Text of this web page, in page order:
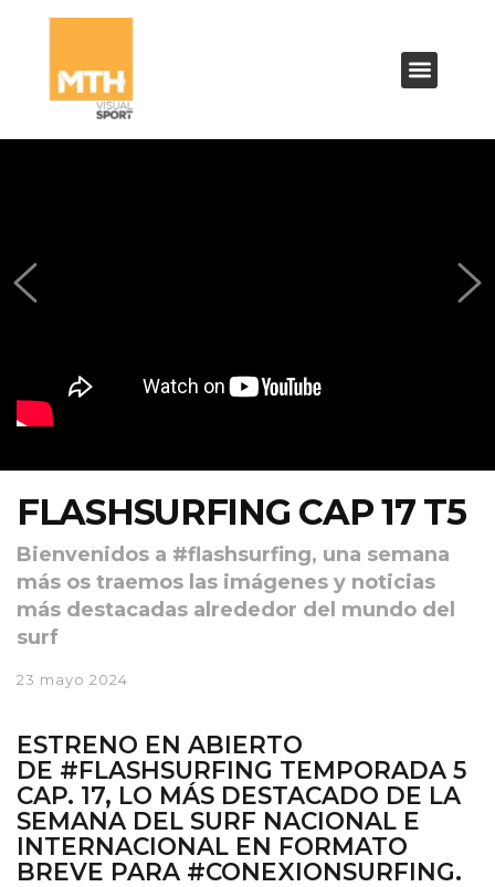
FLASHSURFING CAP 17 T5
Bienvenidos a #flashsurfing, una semana
más os traemos las imágenes y noticias
más destacadas alrededor del mundo del
surf
23 mayo 2024
ESTRENO EN ABIERTO
DE #FLASHSURFING TEMPORADA 5
CAP. 17, LO MÁS DESTACADO DE LA
SEMANA DEL SURF NACIONAL E
INTERNACIONAL EN FORMATO
BREVE PARA #CONEXIONSURFING.